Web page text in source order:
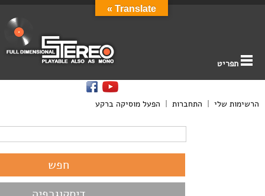
תפריט
הרשימות שלי | התחברות | הפעל מוסיקה ברקע
Translate »